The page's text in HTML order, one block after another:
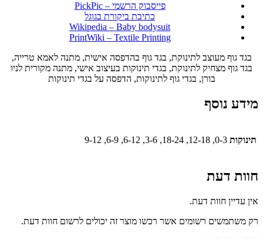
פייסבוק הרשמי – PickPic
כתיבת ביקורת בגוגל
Wikipedia – Baby bodysuit
PrintWiki – Textile Printing
בגד גוף מעוצב לתינוקת, בגד גוף בהדפסה אישית, מתנה לאמא טרייה,
בגד גוף מצחיק לתינוקת, בגדי תינוקות בעיצוב אישי, מתנה מקורית לניו
בורן, בגדי גוף לתינוקות, הדפסה על בגדי תינוקות
מידע נוסף
תינוקות 0-3, 12-18, 18-24, 3-6, 6-12, 6-9, 9-12
חוות דעת
אין עדיין חוות דעת.
רק משתמשים רשומים אשר רכשו מוצר זה יכולים לרשום חוות דעת.